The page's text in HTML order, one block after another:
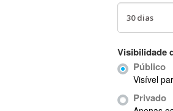
ABIS
AbleCommerce
Ableton Live
Visibilidade
Público
Visível
Privado